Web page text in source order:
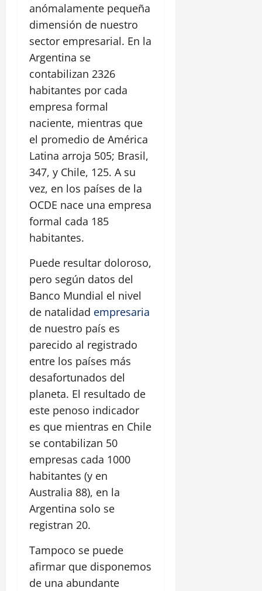
anómalamente pequeña
dimensión de nuestro
sector empresarial. En la
Argentina se
contabilizan 2326
habitantes por cada
empresa formal
naciente, mientras que
el promedio de América
Latina arroja 505; Brasil,
347, y Chile, 125. A su
vez, en los países de la
OCDE nace una empresa
formal cada 185
habitantes.
Puede resultar doloroso,
pero según datos del
Banco Mundial el nivel
de natalidad empresaria
de nuestro país es
parecido al registrado
entre los países más
desafortunados del
planeta. El resultado de
este penoso indicador
es que mientras en Chile
se contabilizan 50
empresas cada 1000
habitantes (y en
Australia 88), en la
Argentina solo se
registran 20.
Tampoco se puede
afirmar que disponemos
de una abundante